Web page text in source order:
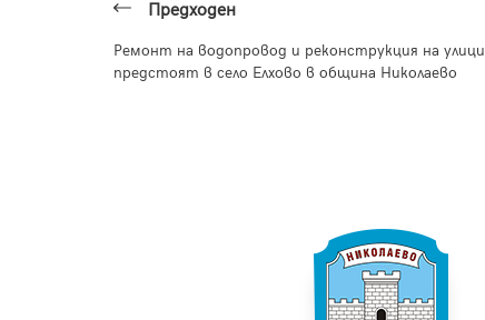
Предходен
Ремонт на водопровод и реконструкция на улици
предстоят в село Елхово в община Николаево